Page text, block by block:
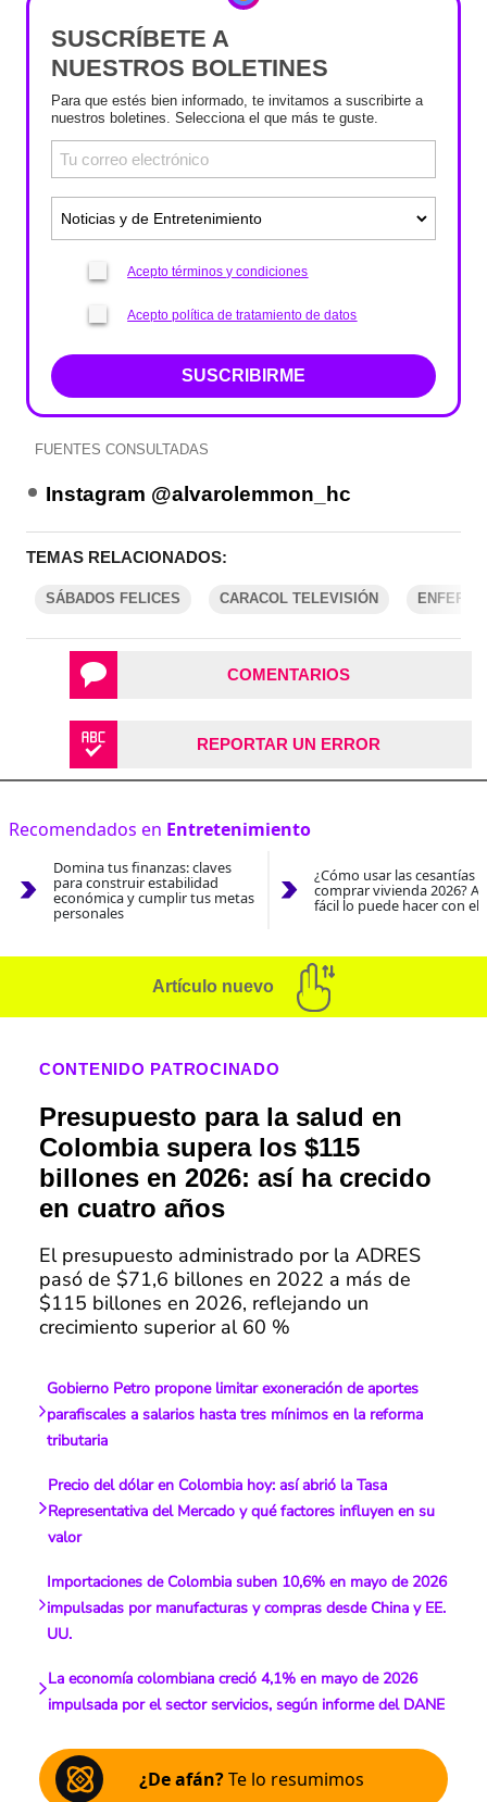
SUSCRÍBETE A
NUESTROS BOLETINES
Para que estés bien informado, te invitamos a suscribirte a
nuestros boletines. Selecciona el que más te guste.
Acepto términos y condiciones
Acepto política de tratamiento de datos
SUSCRIBIRME
FUENTES CONSULTADAS
Instagram @alvarolemmon_hc
TEMAS RELACIONADOS:
SÁBADOS FELICES CARACOL TELEVISIÓN
COMENTARIOS
REPORTAR UN ERROR
Recomendados en Entretenimiento
Domina tus finanzas: claves
para construir estabilidad
económica y cumplir tus metas
personales
¿Cómo usar las cesantías
comprar vivienda 2026?
fácil lo puede hacer con el
Artículo nuevo
CONTENIDO PATROCINADO
Presupuesto para la salud en
Colombia supera los $115
billones en 2026: así ha crecido
en cuatro años
El presupuesto administrado por la ADRES
pasó de $71,6 billones en 2022 a más de
$115 billones en 2026, reflejando un
crecimiento superior al 60 %
Gobierno Petro propone limitar exoneración de aportes
parafiscales a salarios hasta tres mínimos en la reforma
tributaria
Precio del dólar en Colombia hoy: así abrió la Tasa
Representativa del Mercado y qué factores influyen en su
valor
Importaciones de Colombia suben 10,6% en mayo de 2026
impulsadas por manufacturas y compras desde China y EE.
UU.
La economía colombiana creció 4,1% en mayo de 2026
impulsada por el sector servicios, según informe del DANE
¿De afán?Te lo resumimos